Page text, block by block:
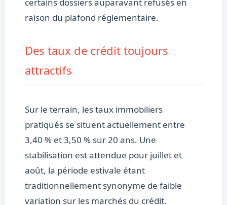
certains dossiers auparavant refusés en
raison du plafond réglementaire.
Des taux de crédit toujours
attractifs
Sur le terrain, les taux immobiliers
pratiqués se situent actuellement entre
3,40 % et 3,50 % sur 20 ans. Une
stabilisation est attendue pour juillet et
août, la période estivale étant
traditionnellement synonyme de faible
variation sur les marchés du crédit.